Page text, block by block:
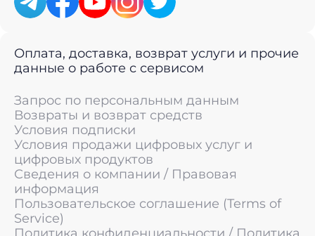
Оплата, доставка, возврат услуги и прочие
данные о работе с сервисом
Запрос по персональным данным
Возвраты и возврат средств
Условия подписки
Условия продажи цифровых услуг и
цифровых продуктов
Сведения о компании / Правовая
информация
Пользовательское соглашение (Terms of
Service)
Политика конфиденциальности / Политика